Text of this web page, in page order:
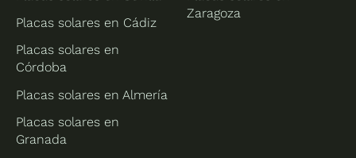
Placas solares en Cádiz
Placas solares en
Córdoba
Placas solares en Almería
Placas solares en
Granada
Zaragoza